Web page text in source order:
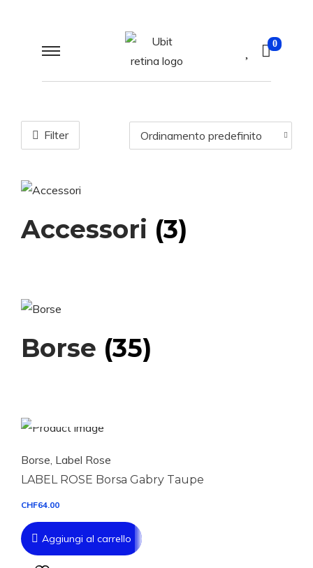
0
Filter
Accessori (3)
Borse (35)
Borse Label Rose
LABEL ROSE Borsa Gabry Taupe
CHF64.00
Aggiungi al carrello